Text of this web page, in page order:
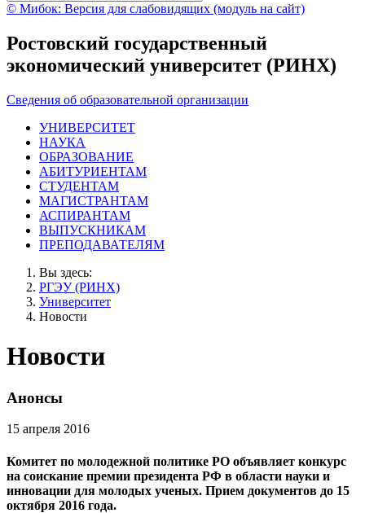
© Мибок: Версия для слабовидящих (модуль на сайт)
Ростовский государственный
экономический университет (РИНХ)
Сведения об образовательной организации
УНИВЕРСИТЕТ
НАУКА
ОБРАЗОВАНИЕ
АБИТУРИЕНТАМ
СТУДЕНТАМ
МАГИСТРАНТАМ
АСПИРАНТАМ
ВЫПУСКНИКАМ
ПРЕПОДАВАТЕЛЯМ
Вы здесь:
РГЭУ (РИНХ)
Университет
Новости
Новости
Анонсы
15 апреля 2016
Комитет по молодежной политике РО объявляет конкурс
на соискание премии президента РФ в области науки и
инновации для молодых ученых. Прием документов до 15
октября 2016 года.